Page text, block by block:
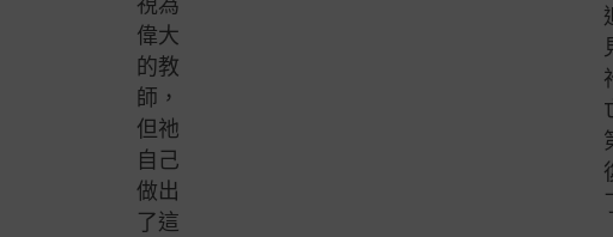
偉大
的教
師，
但祂
自己
做出
了這